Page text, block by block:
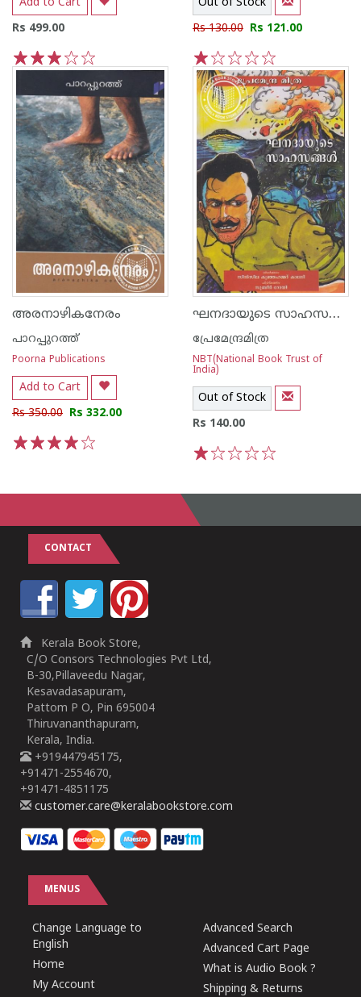
Rs 499.00
5
4
3
2
1
Rs 130.00 Rs 121.00
5
4
3
2
1
അരനാഴികനേരം
പാറപ്പുറത്ത്‌
Poorna Publications
Add to Cart
Rs 350.00 Rs 332.00
ഘനദായുടെ സാഹസങ്ങള്‍
പ്രേമേന്ദ്രമിത്ര
NBT(National Book Trust of
India)
Out of Stock
Rs 140.00
CONTACT
Kerala Book Store,
C/O Consors Technologies Pvt Ltd,
B-30,Pillaveedu Nagar,
Kesavadasapuram,
Pattom P O, Pin 695004
Thiruvananthapuram,
Kerala, India.
+919447945175,
+91471-2554670,
+91471-4851175
customer.care@keralabookstore.com
MENUS
Change Language to
English
Home
My Account
Advanced Search
Advanced Cart Page
What is Audio Book ?
Shipping & Returns